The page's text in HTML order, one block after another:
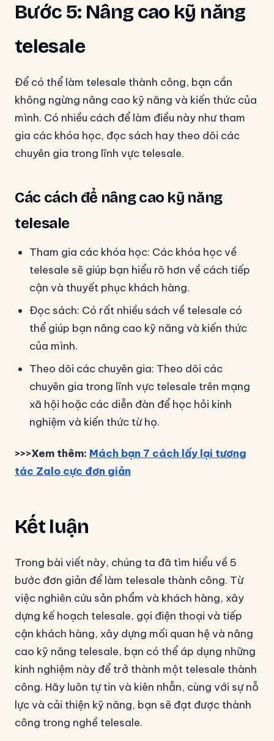
Bước 5: Nâng cao kỹ năng
telesale
Để có thể làm telesale thành công, bạn cần
không ngừng nâng cao kỹ năng và kiến thức của
mình. Có nhiều cách để làm điều này như tham
gia các khóa học, đọc sách hay theo dõi các
chuyên gia trong lĩnh vực telesale.
Các cách để nâng cao kỹ năng
telesale
Tham gia các khóa học: Các khóa học về
telesale sẽ giúp bạn hiểu rõ hơn về cách tiếp
cận và thuyết phục khách hàng.
Đọc sách: Có rất nhiều sách về telesale có
thể giúp bạn nâng cao kỹ năng và kiến thức
của mình.
Theo dõi các chuyên gia: Theo dõi các
chuyên gia trong lĩnh vực telesale trên mạng
xã hội hoặc các diễn đàn để học hỏi kinh
nghiệm và kiến thức từ họ.
>>>Xem thêm: Mách bạn 7 cách lấy lại tương
tác Zalo cực đơn giản
Kết luận
Trong bài viết này, chúng ta đã tìm hiểu về 5
bước đơn giản để làm telesale thành công. Từ
việc nghiên cứu sản phẩm và khách hàng, xây
dựng kế hoạch telesale, gọi điện thoại và tiếp
cận khách hàng, xây dựng mối quan hệ và nâng
cao kỹ năng telesale, bạn có thể áp dụng những
kinh nghiệm này để trở thành một telesale thành
công. Hãy luôn tự tin và kiên nhẫn, cùng với sự nỗ
lực và cải thiện kỹ năng, bạn sẽ đạt được thành
công trong nghề telesale.